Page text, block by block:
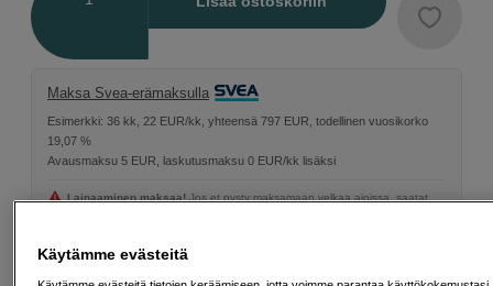
Maksa Svea-erämaksulla
Esimerkki: 36 kk, 22 EUR/kk, yhteensä 797 EUR, todellinen vuosikorko
19,07 %
Avausmaksu 5 EUR, laskutusmaksu 0 EUR/kk lisäksi
Lainaaminen maksaa! Jos et pysty maksamaan velkaa ajoissa, saatat
velkaneuvonnasta. Yhteystiedot löydät sivulta
välilehteen)
Käytämme evästeitä